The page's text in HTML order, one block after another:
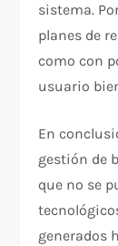
sistema.
planes de
como con
usuario
En
gestión de
que no se
generados